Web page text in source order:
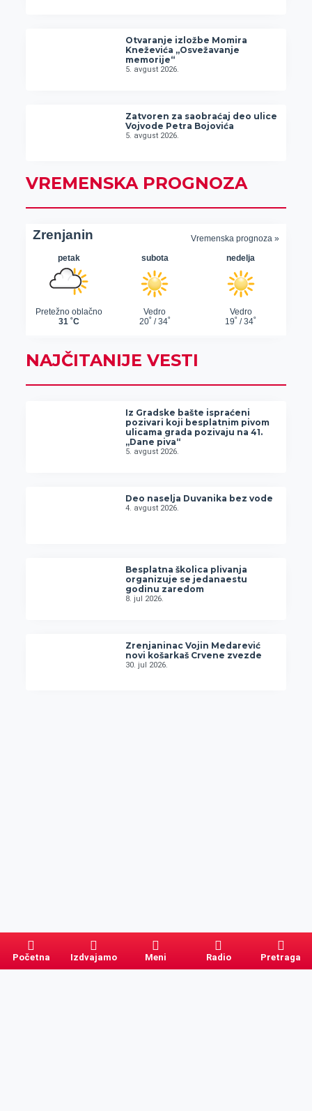
Otvaranje izložbe Momira
Kneževića „Osvežavanje
memorije“
5. avgust 2026.
Zatvoren za saobraćaj deo ulice
Vojvode Petra Bojovića
5. avgust 2026.
VREMENSKA PROGNOZA
NAJČITANIJE VESTI
Iz Gradske bašte ispraćeni
pozivari koji besplatnim pivom
ulicama grada pozivaju na 41.
„Dane piva“
5. avgust 2026.
Deo naselja Duvanika bez vode
4. avgust 2026.
Besplatna školica plivanja
organizuje se jedanaestu
godinu zaredom
8. jul 2026.
Zrenjaninac Vojin Medarević
novi košarkaš Crvene zvezde
30. jul 2026.
Početna Izdvajamo Meni Radio Pretraga